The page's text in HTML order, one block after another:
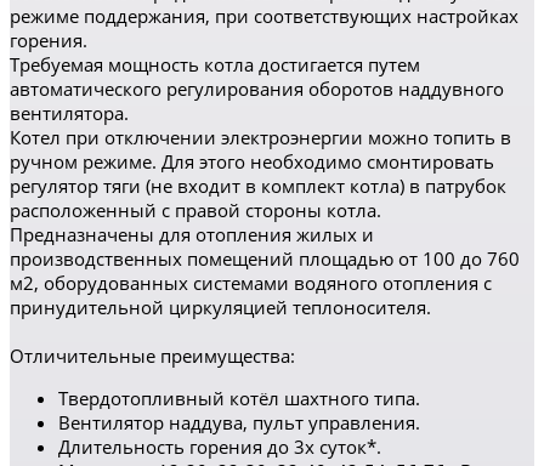
режиме поддержания, при соответствующих настройках
горения.
Требуемая мощность котла достигается путем
автоматического регулирования оборотов наддувного
вентилятора.
Котел при отключении электроэнергии можно топить в
ручном режиме. Для этого необходимо смонтировать
регулятор тяги (не входит в комплект котла) в патрубок
расположенный с правой стороны котла.
Предназначены для отопления жилых и
производственных помещений площадью от 100 до 760
м2, оборудованных системами водяного отопления с
принудительной циркуляцией теплоносителя.
Отличительные преимущества:
Твердотопливный котёл шахтного типа.
Вентилятор наддува, пульт управления.
Длительность горения до 3х суток*.